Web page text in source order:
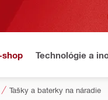
shop Technológie a
Tašky a baterky na náradie